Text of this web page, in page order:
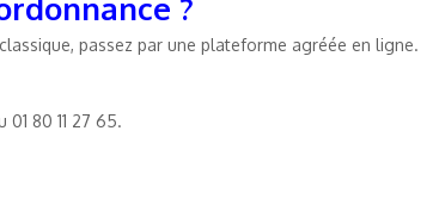
passez par une plateforme agréée en ligne.
80 11 27 65.